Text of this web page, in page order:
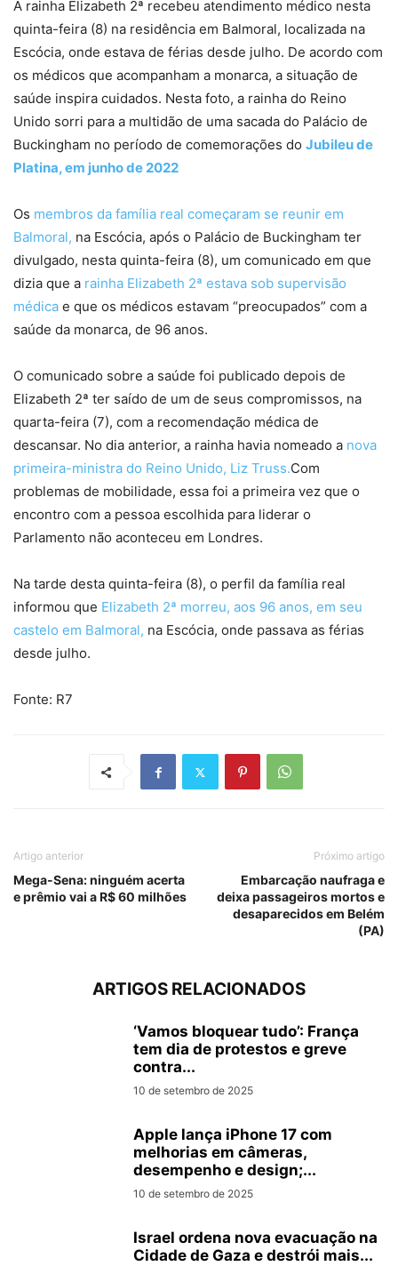
A rainha Elizabeth 2ª recebeu atendimento médico nesta
quinta-feira (8) na residência em Balmoral, localizada na
Escócia, onde estava de férias desde julho. De acordo com
os médicos que acompanham a monarca, a situação de
saúde inspira cuidados. Nesta foto, a rainha do Reino
Unido sorri para a multidão de uma sacada do Palácio de
Buckingham no período de comemorações do Jubileu de
Platina, em junho de 2022
Os membros da família real começaram se reunir em
Balmoral, na Escócia, após o Palácio de Buckingham ter
divulgado, nesta quinta-feira (8), um comunicado em que
dizia que a rainha Elizabeth 2ª estava sob supervisão
médica e que os médicos estavam “preocupados” com a
saúde da monarca, de 96 anos.
O comunicado sobre a saúde foi publicado depois de
Elizabeth 2ª ter saído de um de seus compromissos, na
quarta-feira (7), com a recomendação médica de
descansar. No dia anterior, a rainha havia nomeado a nova
primeira-ministra do Reino Unido, Liz Truss.Com
problemas de mobilidade, essa foi a primeira vez que o
encontro com a pessoa escolhida para liderar o
Parlamento não aconteceu em Londres.
Na tarde desta quinta-feira (8), o perfil da família real
informou que Elizabeth 2ª morreu, aos 96 anos, em seu
castelo em Balmoral, na Escócia, onde passava as férias
desde julho.
Fonte: R7
Artigo anterior
Mega-Sena: ninguém acerta
e prêmio vai a R$ 60 milhões
Próximo artigo
Embarcação naufraga e
deixa passageiros mortos e
desaparecidos em Belém
(PA)
ARTIGOS RELACIONADOS
‘Vamos bloquear tudo’: França
tem dia de protestos e greve
contra...
10 de setembro de 2025
Apple lança iPhone 17 com
melhorias em câmeras,
desempenho e design;...
10 de setembro de 2025
Israel ordena nova evacuação na
Cidade de Gaza e destrói mais...